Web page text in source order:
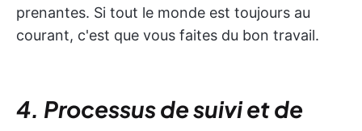
prenantes. Si tout le monde est toujours au
courant, c'est que vous faites du bon travail.
4. Processus de suivi et de